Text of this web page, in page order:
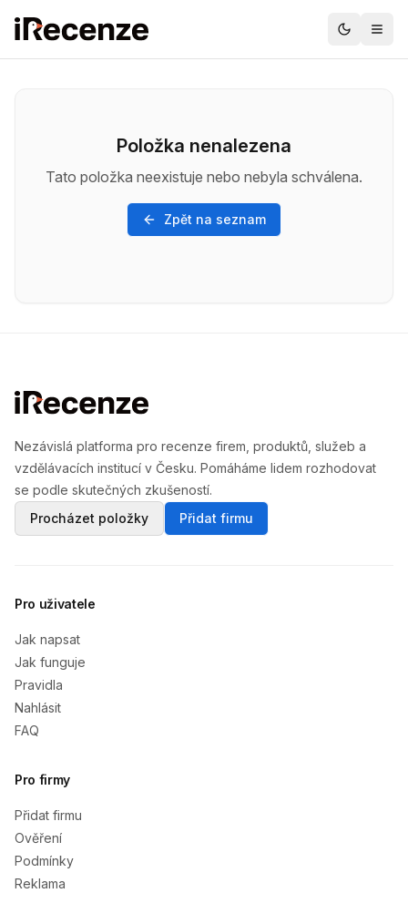
Položka nenalezena
Tato položka neexistuje nebo nebyla schválena.
Zpět na seznam
Nezávislá platforma pro recenze firem, produktů, služeb a
vzdělávacích institucí v Česku. Pomáháme lidem rozhodovat
se podle skutečných zkušeností.
Procházet položky
Přidat firmu
Pro uživatele
Jak napsat
Jak funguje
Pravidla
Nahlásit
FAQ
Pro firmy
Přidat firmu
Ověření
Podmínky
Reklama